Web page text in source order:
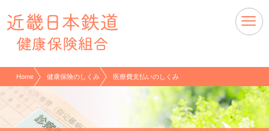
Home 健康保険のしくみ 医療費支払いのしくみ